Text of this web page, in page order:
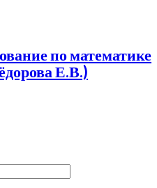
по математике
Е.В.)